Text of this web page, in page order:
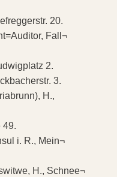
20.
Fall¬
2.
3.
H.,
49.
i. R., Mein¬
H., Schnee¬